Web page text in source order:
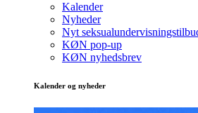
Kalender
Nyheder
Nyt
KØN pop-up
KØN nyhedsbrev
Kalender og nyheder